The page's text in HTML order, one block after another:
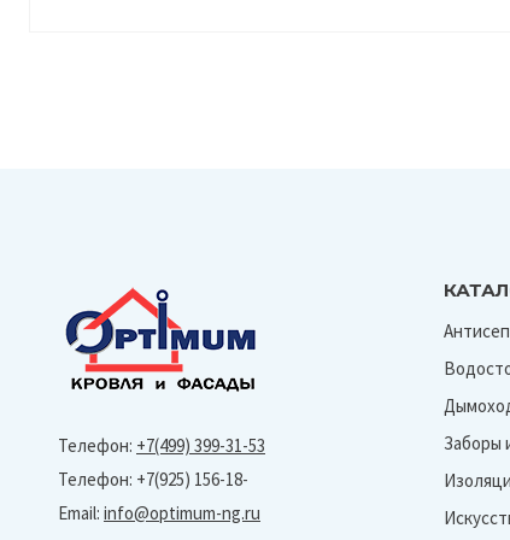
Телефон: +7(499) 399-31-53
Телефон: +7(925) 156-18-
Email: info@optimum-ng.ru
Заборы